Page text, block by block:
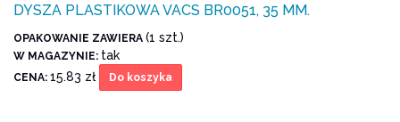
DYSZA PLASTIKOWA VACS BR0051, 35 MM.
OPAKOWANIE ZAWIERA (1 szt.)
W MAGAZYNIE: tak
CENA: 15.83 zł Do koszyka